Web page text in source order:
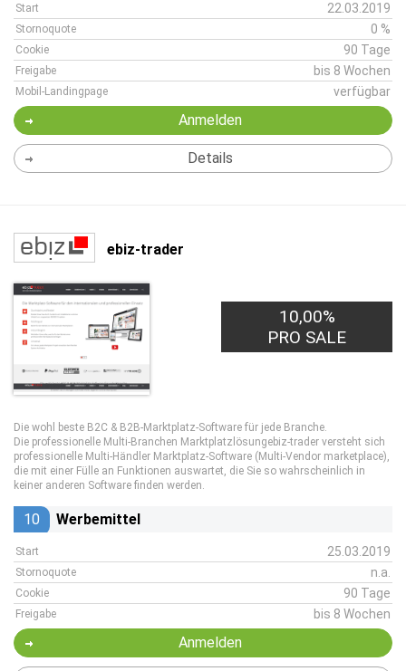
Start 22.03.2019
Stornoquote 0 %
Cookie 90 Tage
Freigabe bis 8 Wochen
Mobil-Landingpage verfügbar
Anmelden
Details
ebiz-trader
1,00€
PRO LEAD
10,00%
PRO SALE
Die wohl beste B2C & B2B-Marktplatz-Software für jede Branche.
Die professionelle Multi-Branchen Marktplatzlösungebiz-trader versteht sich
professionelle Multi-Händler Marktplatz-Software (Multi-Vendor marketplace),
die mit einer Fülle an Funktionen auswartet, die Sie so wahrscheinlich in
keiner anderen Software finden werden.
10 Werbemittel
Start 25.03.2019
Stornoquote n.a.
Cookie 90 Tage
Freigabe bis 8 Wochen
Anmelden